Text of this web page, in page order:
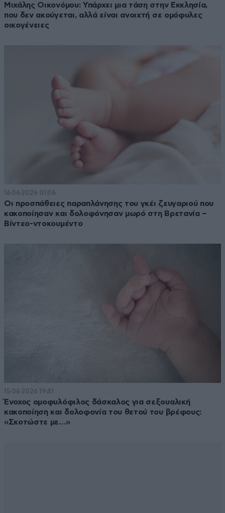
Μιχάλης Οικονόμου: Υπάρχει μια τάση στην Εκκλησία,
που δεν ακούγεται, αλλά είναι ανοιχτή σε ομόφυλες
οικογένειες
16·06·2026 01:06
Οι προσπάθειες παραπλάνησης του γκέι ζευγαριού που
κακοποίησαν και δολοφόνησαν μωρό στη Βρετανία –
Βίντεο-ντοκουμέντο
15·06·2026 19:41
Ένοχος ομοφυλόφιλος δάσκαλος για σεξουαλική
κακοποίηση και δολοφονία του θετού του βρέφους:
«Σκοτώστε με…»